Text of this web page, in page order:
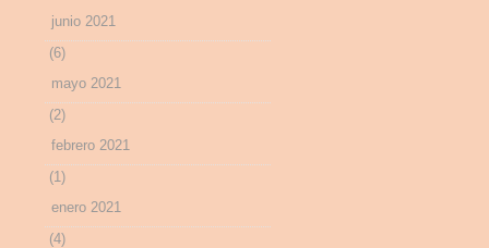
junio 2021
(6)
mayo 2021
(2)
febrero 2021
(1)
enero 2021
(4)